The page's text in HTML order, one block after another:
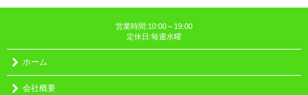
営業時間:10:00～19:00
定休日:毎週水曜
ホーム
会社概要